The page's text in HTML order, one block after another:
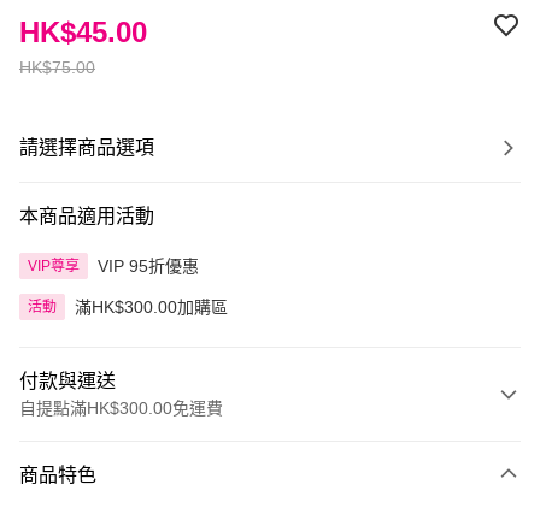
HK$75.00
HK$45.00
請選擇商品選項
本商品適用活動
VIP尊享 VIP 95折優惠
活動 滿HK$300.00加購區
付款與運送
自提點滿HK$300.00免運費
信用卡
商品特色